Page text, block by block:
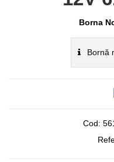
Borna
Bornă
Cod: